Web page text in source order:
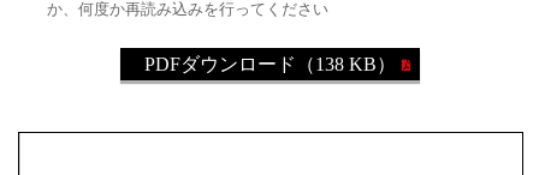
か、何度か再読み込みを行ってください
PDFダウンロード（138 KB）